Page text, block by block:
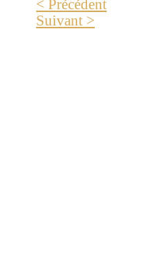
< Précédent
Suivant >